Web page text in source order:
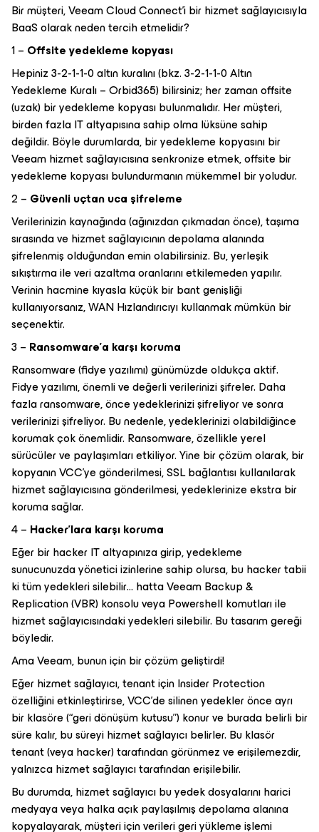
Bir müşteri, Veeam Cloud Connect’i bir hizmet sağlayıcısıyla
BaaS olarak neden tercih etmelidir?
1 – Offsite yedekleme kopyası
Hepiniz 3-2-1-1-0 altın kuralını (bkz. 3-2-1-1-0 Altın
Yedekleme Kuralı – Orbid365) bilirsiniz; her zaman offsite
(uzak) bir yedekleme kopyası bulunmalıdır. Her müşteri,
birden fazla IT altyapısına sahip olma lüksüne sahip
değildir. Böyle durumlarda, bir yedekleme kopyasını bir
Veeam hizmet sağlayıcısına senkronize etmek, offsite bir
yedekleme kopyası bulundurmanın mükemmel bir yoludur.
2 – Güvenli uçtan uca şifreleme
Verilerinizin kaynağında (ağınızdan çıkmadan önce), taşıma
sırasında ve hizmet sağlayıcının depolama alanında
şifrelenmiş olduğundan emin olabilirsiniz. Bu, yerleşik
sıkıştırma ile veri azaltma oranlarını etkilemeden yapılır.
Verinin hacmine kıyasla küçük bir bant genişliği
kullanıyorsanız, WAN Hızlandırıcıyı kullanmak mümkün bir
seçenektir.
3 – Ransomware’a karşı koruma
Ransomware (fidye yazılımı) günümüzde oldukça aktif.
Fidye yazılımı, önemli ve değerli verilerinizi şifreler. Daha
fazla ransomware, önce yedeklerinizi şifreliyor ve sonra
verilerinizi şifreliyor. Bu nedenle, yedeklerinizi olabildiğince
korumak çok önemlidir. Ransomware, özellikle yerel
sürücüler ve paylaşımları etkiliyor. Yine bir çözüm olarak, bir
kopyanın VCC’ye gönderilmesi, SSL bağlantısı kullanılarak
hizmet sağlayıcısına gönderilmesi, yedeklerinize ekstra bir
koruma sağlar.
4 – Hacker’lara karşı koruma
Eğer bir hacker IT altyapınıza girip, yedekleme
sunucunuzda yönetici izinlerine sahip olursa, bu hacker tabii
ki tüm yedekleri silebilir… hatta Veeam Backup &
Replication (VBR) konsolu veya Powershell komutları ile
hizmet sağlayıcısındaki yedekleri silebilir. Bu tasarım gereği
böyledir.
Ama Veeam, bunun için bir çözüm geliştirdi!
Eğer hizmet sağlayıcı, tenant için Insider Protection
özelliğini etkinleştirirse, VCC’de silinen yedekler önce ayrı
bir klasöre (“geri dönüşüm kutusu”) konur ve burada belirli bir
süre kalır, bu süreyi hizmet sağlayıcı belirler. Bu klasör
tenant (veya hacker) tarafından görünmez ve erişilemezdir,
yalnızca hizmet sağlayıcı tarafından erişilebilir.
Bu durumda, hizmet sağlayıcı bu yedek dosyalarını harici
medyaya veya halka açık paylaşılmış depolama alanına
kopyalayarak, müşteri için verileri geri yükleme işlemi